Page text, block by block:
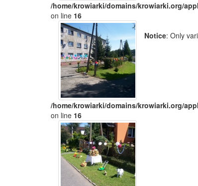
/home/krowiarki/domains/krowiarki.org/
on line 16
Notice: Only
/home/krowiarki/domains/krowiarki.org/
on line 16